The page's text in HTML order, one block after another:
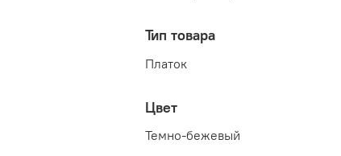
Тип товара
Платок
Цвет
Темно-бежевый